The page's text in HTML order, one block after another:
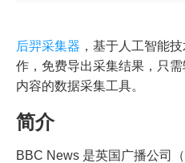
后羿采集器 ，基于人工智能
作，免费导出采集结果，只
内容的数据采集工具。
简介
BBC News 是英国广播公司